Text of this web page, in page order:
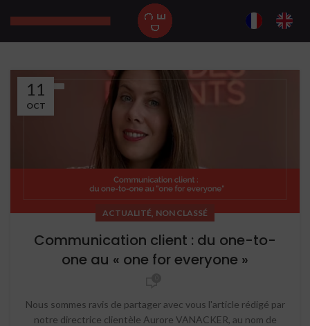
11
OCT
ACTUALITÉ, NON CLASSÉ
Communication client : du one-to-
one au « one for everyone »
Nous sommes ravis de partager avec vous l'article rédigé par
notre directrice clientèle Aurore VANACKER, au nom de